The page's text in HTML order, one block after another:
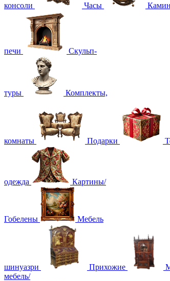
консоли Часы
печи Скульп-
туры Комплекты,
комнаты Подарки
одежда Картины/
Гобелены Мебель
шинуазри Прихожие
мебель/